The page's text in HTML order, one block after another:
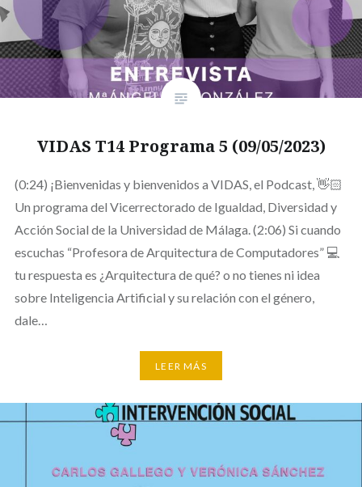
VIDAS T14 Programa 5 (09/05/2023)
(0:24) ¡Bienvenidas y bienvenidos a VIDAS, el Podcast, 👋🏻
Un programa del Vicerrectorado de Igualdad, Diversidad y
Acción Social de la Universidad de Málaga. (2:06) Si cuando
escuchas “Profesora de Arquitectura de Computadores” 💻
tu respuesta es ¿Arquitectura de qué? o no tienes ni idea
sobre Inteligencia Artificial y su relación con el género,
dale…
LEER MÁS